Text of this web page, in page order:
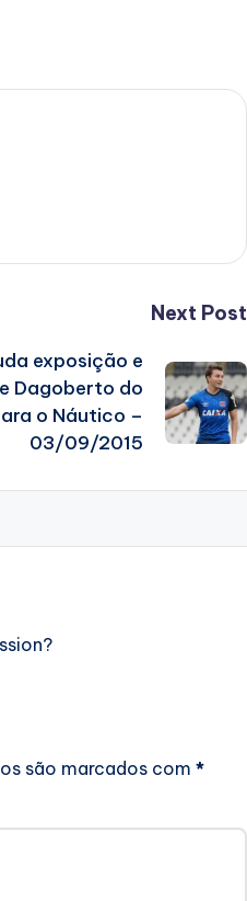
Next Post
exposição e
Dagoberto do
o Náutico –
03/09/2015
são marcados com *